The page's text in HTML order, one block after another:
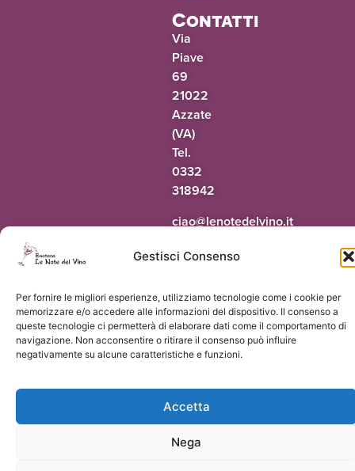
Gestisci Consenso
Per fornire le migliori esperienze, utilizziamo tecnologie come i cookie per
memorizzare e/o accedere alle informazioni del dispositivo. Il consenso a
queste tecnologie ci permetterà di elaborare dati come il comportamento di
navigazione. Non acconsentire o ritirare il consenso può influire
negativamente su alcune caratteristiche e funzioni.
Accetta
Nega
Contatti
Via
Piave
69
21022
Azzate
(VA)
Tel.
0332
318942
ti.onivledetonel
@oaic
© 2026 Le Note del Vino di Paolo Terrapieno | P.Iva 03551160124 |Vorresti
un sito come questo?